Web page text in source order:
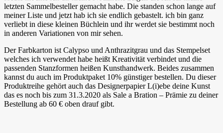
letzten Sammelbesteller gemacht habe. Die standen schon lange auf
meiner Liste und jetzt hab ich sie endlich gebastelt. ich bin ganz
verliebt in diese kleinen Büchlein und ihr werdet sie bestimmt noch
in anderen Variationen von mir sehen.
Der Farbkarton ist Calypso und Anthrazitgrau und das Stempelset
welches ich verwendet habe heißt Kreativität verbindet und die
passenden Stanzformen heißen Kunsthandwerk. Beides zusammen
kannst du auch im Produktpaket 10% günstiger bestellen. Du dieser
Produktreihe gehört auch das Designerpapier L(i)ebe deine Kunst
das es noch bis zum 31.3.2020 als Sale a Bration – Prämie zu deiner
Bestellung ab 60 € oben drauf gibt.